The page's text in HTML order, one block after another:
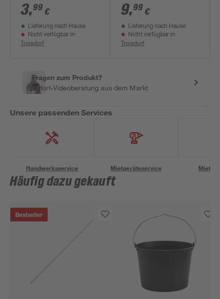
blau/grau Größe
10/XL
3,99 €
Lieferung nach Hause
Nicht verfügbar in
Troisdorf
9,99 €
Lieferung nach Hause
Nicht verfügbar in
Troisdorf
Fragen zum Produkt?
Sofort-Videoberatung aus dem Markt
Unsere passenden Services
Handwerksservice Mietgeräteservice
Häufig dazu gekauft
Bestseller